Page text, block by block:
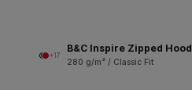
+17
B&C Inspire Zipped Hood
280 g/m² / Classic Fit